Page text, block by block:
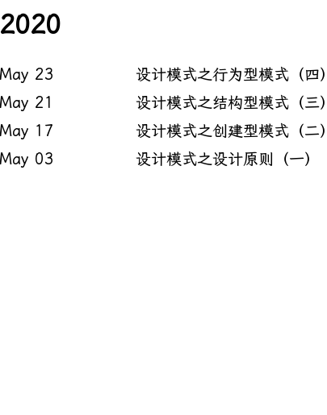
2020
May 23
设计模式之行为型模式（四）
May 21
设计模式之结构型模式（三）
May 17
设计模式之创建型模式（二）
May 03
设计模式之设计原则（一）